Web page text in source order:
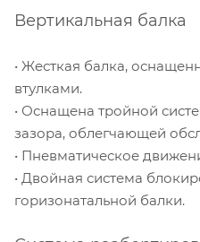
Вертикальная балка
• Жесткая балка,
втулками.
• Оснащена тройной
зазора, облегчающей
• Пневматическое
• Двойная система
горизонатальной балки.